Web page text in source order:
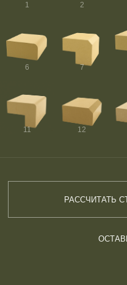
1 2
7
6
11 12
РАССЧИТАТЬ